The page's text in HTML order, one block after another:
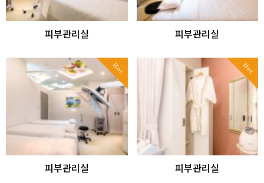
피부관리실 피부관리실
Hot
피부관리실
Hot
피부관리실